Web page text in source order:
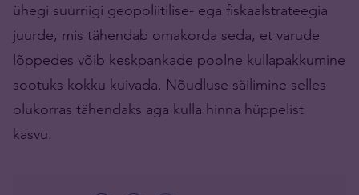
ühegi suurriigi geopoliitilise- ega fiskaalstrateegia
juurde, mis tähendab omakorda seda, et varude
lõppedes võib keskpankade poolne kullapakkumine
sootuks kokku kuivada. Nõudluse säilimine selles
olukorras tähendaks aga kulla hinna hüppelist
kasvu.